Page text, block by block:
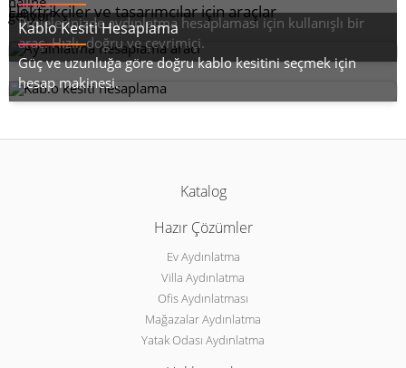
Elektrikçiler ve tasarımcılar için araçlar
Projelerinizde aydınlatma hesaplaması için kullanışlı bir
araç. Hızlı, doğru ve çevrimiçi.
Kablo Kesiti Hesaplama
Güç ve uzunluğa göre doğru kablo kesitini seçmek için
hesap makinesi.
Katalog
Hazır Çözümler
Ev Aydınlatma
Villa Aydınlatma
Ofis Aydınlatması
Mağazalar Aydınlatma
Yatak Odası Aydınlatma